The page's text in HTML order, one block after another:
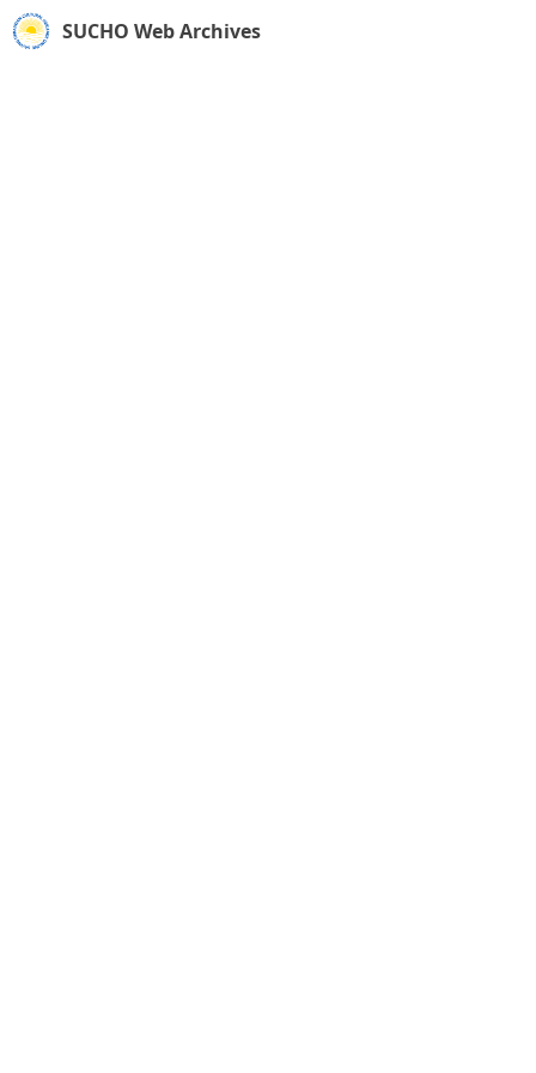
SUCHO Web Archives